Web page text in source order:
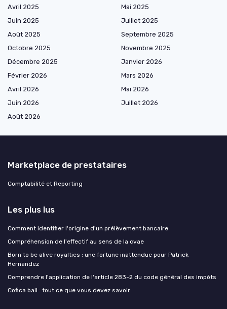
Avril 2025
Mai 2025
Juin 2025
Juillet 2025
Août 2025
Septembre 2025
Octobre 2025
Novembre 2025
Décembre 2025
Janvier 2026
Février 2026
Mars 2026
Avril 2026
Mai 2026
Juin 2026
Juillet 2026
Août 2026
Marketplace de prestataires
Comptabilité et Reporting
Les plus lus
Comment identifier l'origine d'un prélèvement bancaire
Compréhension de l'effectif au sens de la cvae
Born to be alive royalties : une fortune inattendue pour Patrick
Hernandez
Comprendre l'application de l'article 283-2 du code général des impôts
Cofica bail : tout ce que vous devez savoir